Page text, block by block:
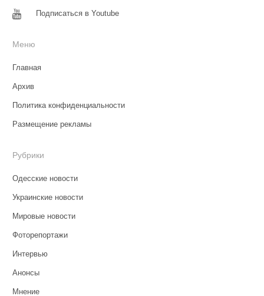
Подписаться в Youtube
Меню
Главная
Архив
Политика конфиденциальности
Размещение рекламы
Рубрики
Одесские новости
Украинские новости
Мировые новости
Фоторепортажи
Интервью
Анонсы
Мнение